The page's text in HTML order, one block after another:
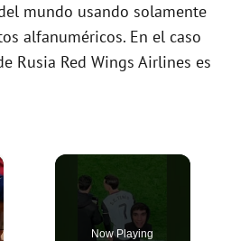
mundo usando solamente
alfanuméricos. En el caso
Rusia Red Wings Airlines es
Now Playing